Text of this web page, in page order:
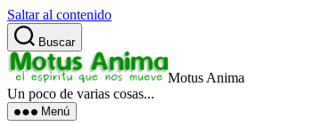
Saltar al contenido
Buscar
Motus Anima
Un poco de varias cosas...
Menú